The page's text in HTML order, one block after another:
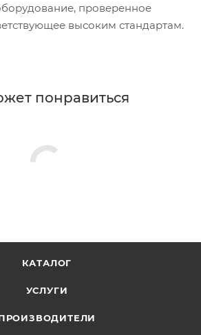
проверенное
высоким стандартам.
понравиться
КАТАЛОГ
УСЛУГИ